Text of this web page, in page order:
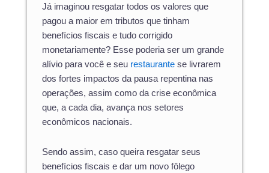
Já imaginou resgatar todos os valores que
pagou a maior em tributos que tinham
benefícios fiscais e tudo corrigido
monetariamente? Esse poderia ser um grande
alívio para você e seu restaurante se livrarem
dos fortes impactos da pausa repentina nas
operações, assim como da crise econômica
que, a cada dia, avança nos setores
econômicos nacionais.
Sendo assim, caso queira resgatar seus
benefícios fiscais e dar um novo fôlego